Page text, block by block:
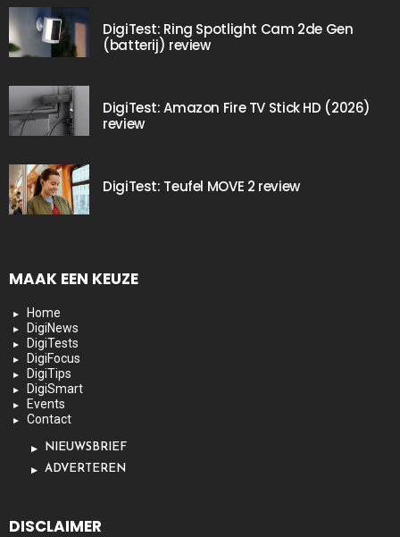
DigiTest: Ring Spotlight Cam 2de Gen
(batterij) review
DigiTest: Amazon Fire TV Stick HD (2026)
review
DigiTest: Teufel MOVE 2 review
MAAK EEN KEUZE
Home
DigiNews
DigiTests
DigiFocus
DigiTips
DigiSmart
Events
Contact
NIEUWSBRIEF
ADVERTEREN
DISCLAIMER